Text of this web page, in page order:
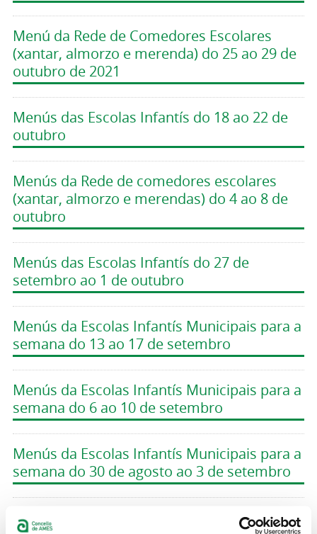
Menú da Rede de Comedores Escolares
(xantar, almorzo e merenda) do 25 ao 29 de
outubro de 2021
Menús das Escolas Infantís do 18 ao 22 de
outubro
Menús da Rede de comedores escolares
(xantar, almorzo e merendas) do 4 ao 8 de
outubro
Menús das Escolas Infantís do 27 de
setembro ao 1 de outubro
Menús da Escolas Infantís Municipais para a
semana do 13 ao 17 de setembro
Menús da Escolas Infantís Municipais para a
semana do 6 ao 10 de setembro
Menús da Escolas Infantís Municipais para a
semana do 30 de agosto ao 3 de setembro
Menús da Escolas Infantís Municipais para a